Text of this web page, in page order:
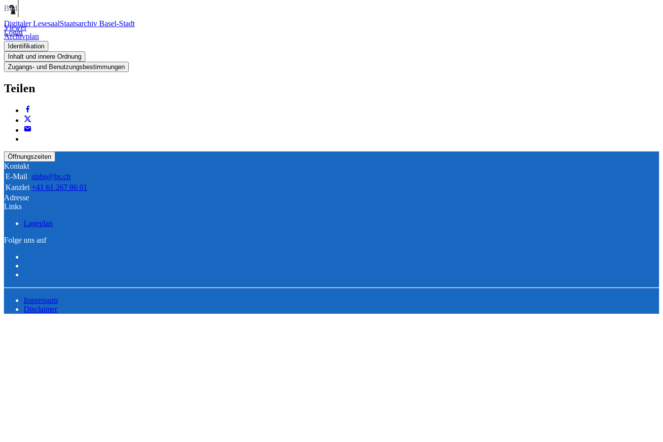
Digitaler LesesaalStaatsarchiv Basel-Stadt
Login
Bild
Viewer
Archivplan
Identifikation
Inhalt und innere Ordnung
Zugangs- und Benutzungsbestimmungen
Teilen
Öffnungszeiten
Kontakt
E-Mail stabs@bs.ch
Kanzlei +41 61 267 86 01
Adresse
Links
Lageplan
Folge uns auf
Impressum
Disclaimer